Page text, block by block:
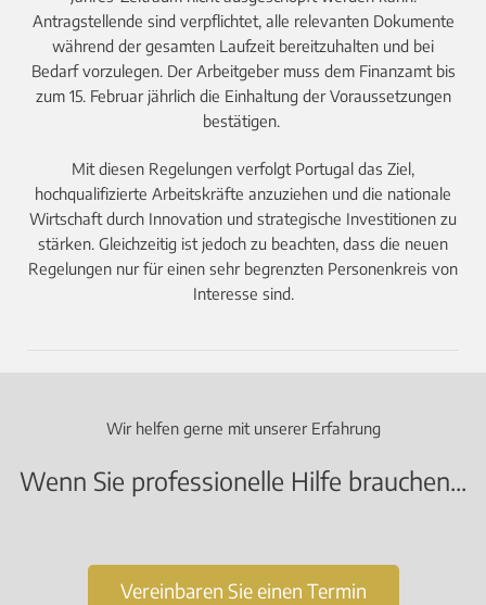
Antragstellende sind verpflichtet, alle relevanten Dokumente
während der gesamten Laufzeit bereitzuhalten und bei
Bedarf vorzulegen. Der Arbeitgeber muss dem Finanzamt bis
zum 15. Februar jährlich die Einhaltung der Voraussetzungen
bestätigen.
Mit diesen Regelungen verfolgt Portugal das Ziel,
hochqualifizierte Arbeitskräfte anzuziehen und die nationale
Wirtschaft durch Innovation und strategische Investitionen zu
stärken. Gleichzeitig ist jedoch zu beachten, dass die neuen
Regelungen nur für einen sehr begrenzten Personenkreis von
Interesse sind.
Wir helfen gerne mit unserer Erfahrung
Wenn Sie professionelle Hilfe brauchen...
Vereinbaren Sie einen Termin